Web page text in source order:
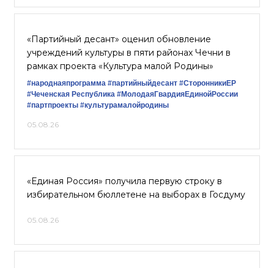
«Партийный десант» оценил обновление
учреждений культуры в пяти районах Чечни в
рамках проекта «Культура малой Родины»
#народнаяпрограмма #партийныйдесант #СторонникиЕР
#Чеченская Республика #МолодаяГвардияЕдинойРоссии
#партпроекты #культурамалойродины
05.08.26
«Единая Россия» получила первую строку в
избирательном бюллетене на выборах в Госдуму
05.08.26